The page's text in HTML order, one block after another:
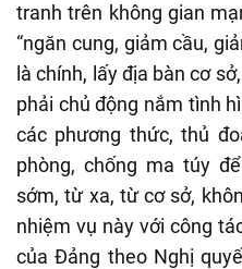
tranh trên không gian
“ngăn cung, giảm cầu,
là chính, lấy địa bàn cơ
phải chủ động nắm tình
các phương thức, thủ
phòng, chống ma túy
sớm, từ xa, từ cơ sở,
nhiệm vụ này với công
của Đảng theo Nghị